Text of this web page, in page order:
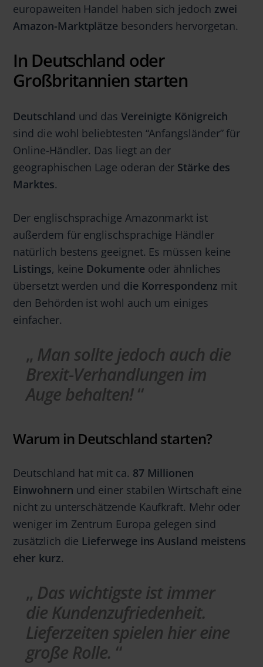
europaweiten Handel haben sich jedoch zwei
Amazon-Marktplätze besonders hervorgetan.
In Deutschland oder
Großbritannien starten
Deutschland und dasVereinigte Königreich
sind die wohl beliebtesten “Anfangsländer” für
Online-Händler. Das liegt an der
geographischen Lage oderan der Stärke des
Marktes.
Der englischsprachige Amazonmarkt ist
außerdem für englischsprachige Händler
natürlich bestens geeignet. Es müssen keine
Listings, keine Dokumente oder ähnliches
übersetzt werden und die Korrespondenz mit
den Behörden ist wohl auch um einiges
einfacher.
Man sollte jedoch auch die
Brexit-Verhandlungen im
Auge behalten!
Warum in Deutschland starten?
Deutschland hat mit ca. 87 Millionen
Einwohnern und einer stabilen Wirtschaft eine
nicht zu unterschätzende Kaufkraft. Mehr oder
weniger im Zentrum Europa gelegen sind
zusätzlich die Lieferwege ins Ausland meistens
eher kurz.
Das wichtigste ist immer
die Kundenzufriedenheit.
Lieferzeiten spielen hier eine
große Rolle.